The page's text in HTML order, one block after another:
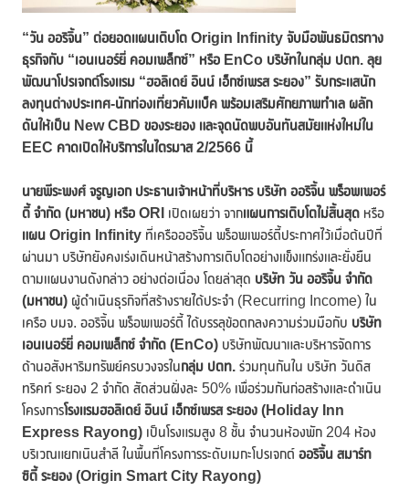
“วัน ออริจิ้น” ต่อยอดแผนเติบโต Origin Infinity จับมือพันธมิตรทาง
ธุรกิจกับ “เอนเนอร์ยี่ คอมเพล็กซ์” หรือ EnCo บริษัทในกลุ่ม ปตท. ลุย
พัฒนาโปรเจกต์โรงแรม “ฮอลิเดย์ อินน์ เอ็กซ์เพรส ระยอง” รับกระแสนัก
ลงทุนต่างประเทศ-นักท่องเที่ยวคัมแบ็ค พร้อมเสริมศักยภาพทำเล ผลัก
ดันให้เป็น New CBD ของระยอง และจุดนัดพบอันทันสมัยแห่งใหม่ใน
EEC คาดเปิดให้บริการในไตรมาส 2/2566 นี้
นายพีระพงศ์ จรูญเอก ประธานเจ้าหน้าที่บริหาร บริษัท ออริจิ้น พร็อพเพอร์
ตี้ จำกัด (มหาชน) หรือ ORI เปิดเผยว่า จากแผนการเติบโตไม่สิ้นสุด หรือ
แผน Origin Infinity ที่เครือออริจิ้น พร็อพเพอร์ตี้ประกาศไว้เมื่อต้นปีที่
ผ่านมา บริษัทยังคงเร่งเดินหน้าสร้างการเติบโตอย่างแข็งแกร่งและยั่งยืน
ตามแผนงานดังกล่าว อย่างต่อเนื่อง โดยล่าสุด บริษัท วัน ออริจิ้น จำกัด
(มหาชน) ผู้ดำเนินธุรกิจที่สร้างรายได้ประจำ (Recurring Income) ใน
เครือ บมจ. ออริจิ้น พร็อพเพอร์ตี้ ได้บรรลุข้อตกลงความร่วมมือกับ บริษัท
เอนเนอร์ยี่ คอมเพล็กซ์ จำกัด (EnCo) บริษัทพัฒนาและบริหารจัดการ
ด้านอสังหาริมทรัพย์ครบวงจรในกลุ่ม ปตท. ร่วมทุนกันใน บริษัท วันดิส
ทริคท์ ระยอง 2 จำกัด สัดส่วนฝั่งละ 50% เพื่อร่วมกันก่อสร้างและดำเนิน
โครงการโรงแรมฮอลิเดย์ อินน์ เอ็กซ์เพรส ระยอง (Holiday Inn
Express Rayong) เป็นโรงแรมสูง 8 ชั้น จำนวนห้องพัก 204 ห้อง
บริเวณแยกเนินสำลี ในพื้นที่โครงการระดับเมกะโปรเจกต์ ออริจิ้น สมาร์ท
ซิตี้ ระยอง (Origin Smart City Rayong)